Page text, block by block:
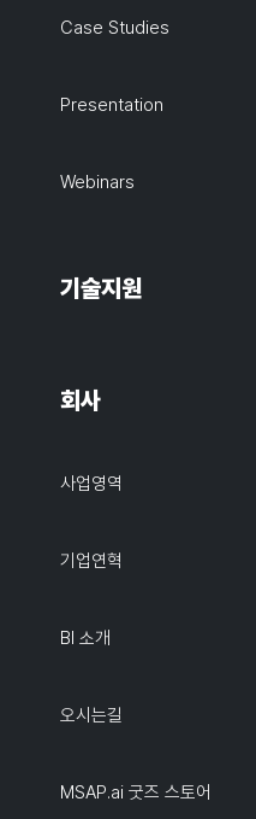
Case Studies
Presentation
Webinars
기술지원
회사
사업영역
기업연혁
BI 소개
오시는길
MSAP.ai 굿즈 스토어